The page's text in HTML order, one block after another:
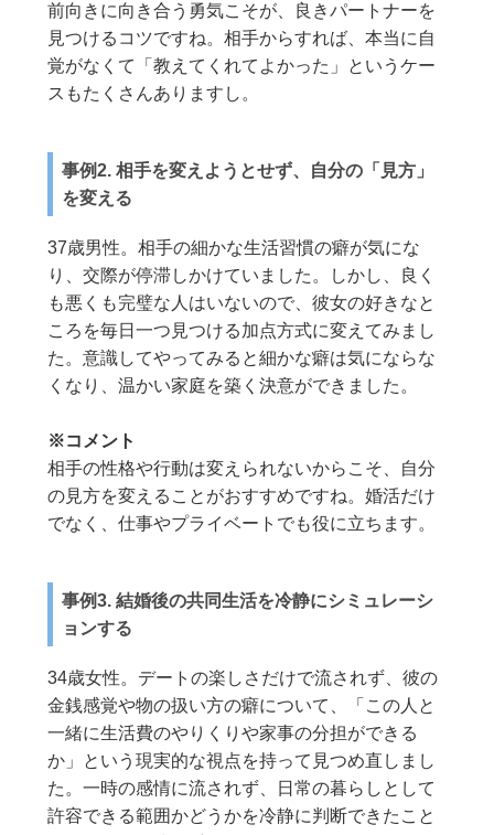
前向きに向き合う勇気こそが、良きパートナーを
見つけるコツですね。相手からすれば、本当に自
覚がなくて「教えてくれてよかった」というケー
スもたくさんありますし。
事例2. 相手を変えようとせず、自分の「見方」
を変える
37歳男性。相手の細かな生活習慣の癖が気にな
り、交際が停滞しかけていました。しかし、良く
も悪くも完璧な人はいないので、彼女の好きなと
ころを毎日一つ見つける加点方式に変えてみまし
た。意識してやってみると細かな癖は気にならな
くなり、温かい家庭を築く決意ができました。
※コメント
相手の性格や行動は変えられないからこそ、自分
の見方を変えることがおすすめですね。婚活だけ
でなく、仕事やプライベートでも役に立ちます。
事例3. 結婚後の共同生活を冷静にシミュレーシ
ョンする
34歳女性。デートの楽しさだけで流されず、彼の
金銭感覚や物の扱い方の癖について、「この人と
一緒に生活費のやりくりや家事の分担ができる
か」という現実的な視点を持って見つめ直しまし
た。一時の感情に流されず、日常の暮らしとして
許容できる範囲かどうかを冷静に判断できたこと